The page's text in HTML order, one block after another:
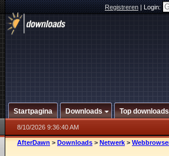
Registreren|Login:
Startpagina Downloads Top downloads
8/10/2026 9:36:40 AM
AfterDawn > Downloads > Netwerk >